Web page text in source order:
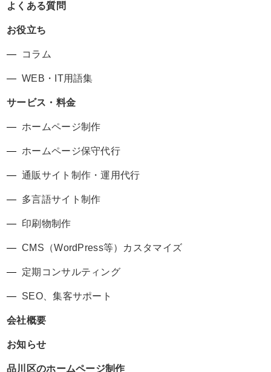
よくある質問
お役立ち
コラム
WEB・IT用語集
サービス・料金
ホームページ制作
ホームページ保守代行
通販サイト制作・運用代行
多言語サイト制作
印刷物制作
CMS（WordPress等）カスタマイズ
定期コンサルティング
SEO、集客サポート
会社概要
お知らせ
品川区のホームページ制作